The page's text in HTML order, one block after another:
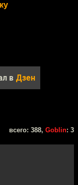
в Дзен
всего: 388, Goblin: 3